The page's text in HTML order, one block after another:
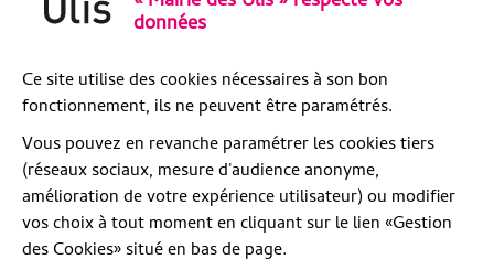
données
Ce site utilise des cookies nécessaires à son bon
fonctionnement, ils ne peuvent être paramétrés.
Vous pouvez en revanche paramétrer les cookies tiers
(réseaux sociaux, mesure d'audience anonyme,
amélioration de votre expérience utilisateur) ou modifier
vos choix à tout moment en cliquant sur le lien «Gestion
des Cookies» situé en bas de page.